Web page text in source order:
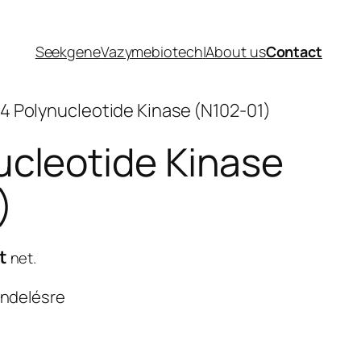
SeekgeneVazymebiotech|About usContact
Polynucleotide Kinase (N102-01)
Kinase
Current
is:
net.